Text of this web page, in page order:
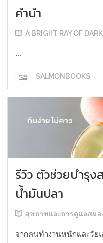
คำนำ
A BRIGHT RAY OF
...
SALMONBOOKS
รีวิว ตัวช่วยบำรุ
น้ำมันปลา
สุขภาพและการดูแลสมอ
จากคนทำงานหนักและวัย